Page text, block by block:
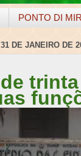
PONTO DI
DE JANEIRO DE